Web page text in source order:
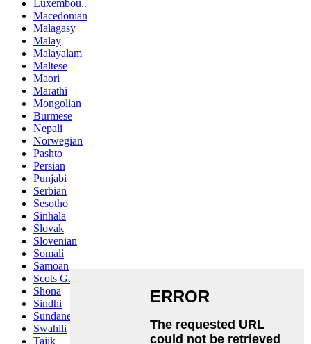
Luxembou..
Macedonian
Malagasy
Malay
Malayalam
Maltese
Maori
Marathi
Mongolian
Burmese
Nepali
Norwegian
Pashto
Persian
Punjabi
Serbian
Sesotho
Sinhala
Slovak
Slovenian
Somali
Samoan
Scots Gaelic
Shona
Sindhi
Sundanese
Swahili
Tajik